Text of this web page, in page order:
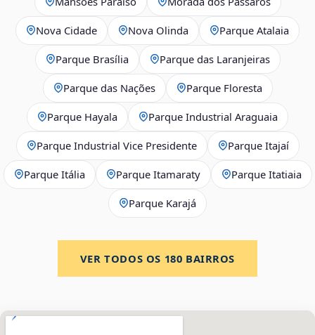
Nova Cidade Nova Olinda Parque Atalaia
Parque Brasília Parque das Laranjeiras
Parque das Nações Parque Floresta
Parque Hayala Parque Industrial Araguaia
Parque Industrial Vice Presidente Parque Itajaí
Parque Itália Parque Itamaraty Parque Itatiaia
Parque Karajá
VER TODOS OS 180 BAIRROS